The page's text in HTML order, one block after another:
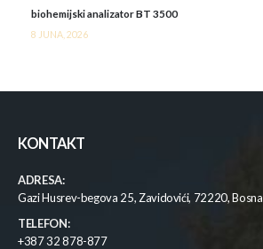
biohemijski analizator BT 3500
8 JUNA, 2026
KONTAKT
ADRESA:
Gazi Husrev-begova 25, Zavidovići, 72220,
TELEFON:
+387 32 878-877